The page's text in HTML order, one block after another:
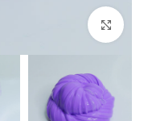
بزرگنمایی تصویر